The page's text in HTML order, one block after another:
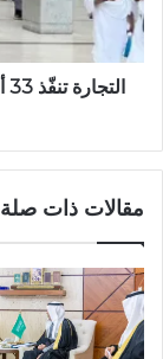
مقالات ذات صلة